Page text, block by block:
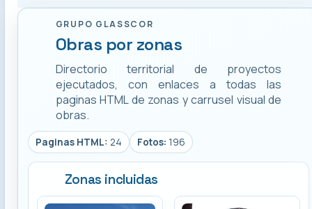
GRUPO GLASSCOR
Obras por zonas
Directorio territorial de proyectos
ejecutados, con enlaces a todas las
paginas HTML de zonas y carrusel visual de
obras.
Paginas HTML: 24 Fotos: 196
Zonas incluidas